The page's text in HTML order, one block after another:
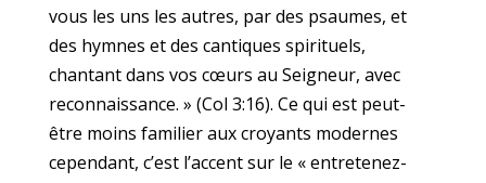
vous les uns les autres, par des psaumes, et
des hymnes et des cantiques spirituels,
chantant dans vos cœurs au Seigneur, avec
reconnaissance. » (Col 3:16). Ce qui est peut-
être moins familier aux croyants modernes
cependant, c’est l’accent sur le « entretenez-